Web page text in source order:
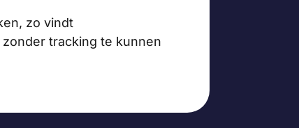
zo vindt
tracking te kunnen